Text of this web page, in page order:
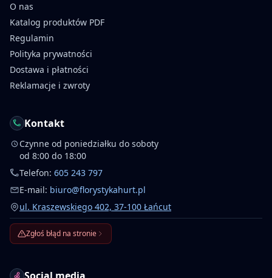
O nas
Katalog produktów PDF
Regulamin
Polityka prywatności
Dostawa i płatności
Reklamacje i zwroty
Kontakt
Czynne od poniedziałku do soboty
od 8:00 do 18:00
Telefon: 605 243 797
E-mail: biuro@florystykahurt.pl
ul. Kraszewskiego 402, 37-100 Łańcut
Zgłoś błąd na stronie